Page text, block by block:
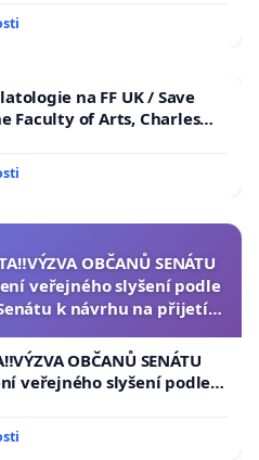
na FF UK / Save
Faculty of Arts, Charles
OBČANŮ SENÁTU
veřejného slyšení podle
k návrhu na přijetí
OBČANŮ SENÁTU
veřejného slyšení podle §
k návrhu na přijetí
žaloby na prezidenta